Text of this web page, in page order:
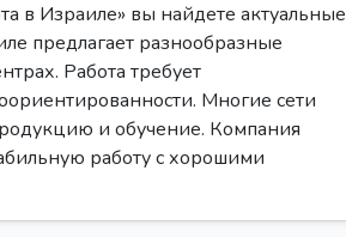
в Израиле» вы найдете актуальные
предлагает разнообразные
Работа требует
Многие сети
и обучение. Компания
работу с хорошими